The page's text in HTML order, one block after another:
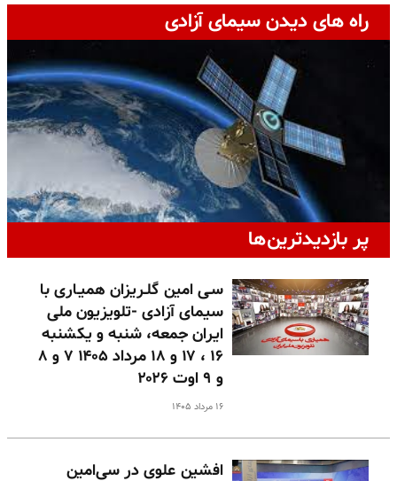
راه های دیدن سیمای آزادی
پر بازدیدترین‌ها
سـی امین گلـریزان همیـاری با
سیمای آزادی -تلویزیون ملی
ایران جمعه، شنبه و یکشنبه
۱۶ ، ۱۷ و ۱۸ مرداد ۱۴۰۵ ۷ و ۸
و ۹ اوت ۲۰۲۶
۱۶ مرداد ۱۴۰۵
افشین علوی در سی‌امین